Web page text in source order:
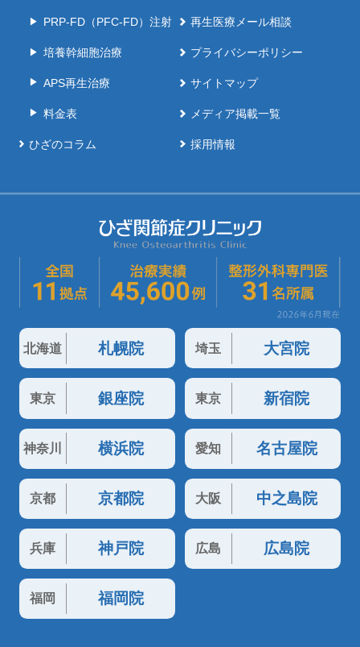
PRP-FD（PFC-FD）注射
培養幹細胞治療
APS再生治療
料金表
ひざのコラム
再生医療メール相談
プライバシーポリシー
サイトマップ
メディア掲載一覧
採用情報
北海道 札幌院 埼玉 大宮院
東京 銀座院 東京 新宿院
神奈川 横浜院 愛知 名古屋院
京都 京都院 大阪 中之島院
兵庫 神戸院 広島 広島院
福岡 福岡院